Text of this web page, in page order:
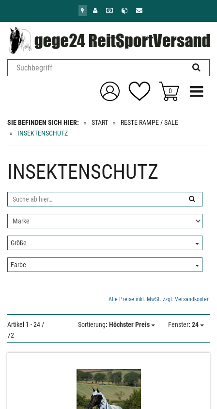
springen
0 Menü
SIE BEFINDEN SICH HIER: START
RESTE RAMPE / SALE
INSEKTENSCHUTZ
INSEKTENSCHUTZ
Suche
hier:
Nach
filtern:
Größe:
Größe
Farbe:
Farbe
Alle Preise inkl. MwSt. zzgl. Versandkosten
Artikel 1 - 24 /
72
Sortierung: Höchster Preis Fenster: 24